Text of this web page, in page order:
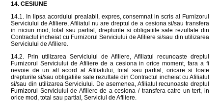
14. CESIUNE
14.1. In lipsa acordului prealabil, expres, consemnat in scris al Furnizorul
Serviciului de Afiliere, Afiliatul nu are dreptul de a cesiona si/sau transfera
in niciun mod, total sau partial, drepturile si obligatiile sale rezultate din
Contractul incheiat cu Furnizorul Serviciului de Afiliere si/sau din utilizarea
Serviciului de Afiliere.
14.2. Prin utilizarea Serviciului de Afiliere, Afiliatul recunoaste dreptul
Furnizorul Serviciului de Afiliere de a cesiona in orice moment, fara a fi
nevoie de un alt acord al Afiliatului, total sau partial, oricare si toate
drepturile si/sau obligatiile sale rezultate din Contractul incheiat cu Afiliatul
si/sau din utilizarea Serviciului. De asemenea, Afiliatul recunoaste dreptul
Furnizorul Serviciului de Afiliere de a cesiona / transfera catre un tert, in
orice mod, total sau partial, Serviciul de Afiliere.